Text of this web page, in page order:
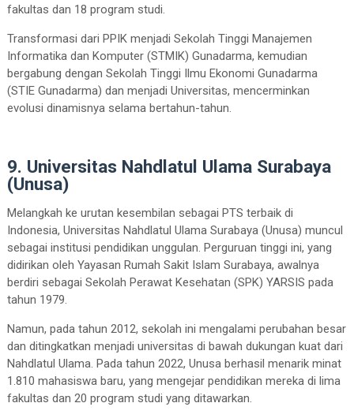
fakultas dan 18 program studi.
Transformasi dari PPIK menjadi Sekolah Tinggi Manajemen
Informatika dan Komputer (STMIK) Gunadarma, kemudian
bergabung dengan Sekolah Tinggi Ilmu Ekonomi Gunadarma
(STIE Gunadarma) dan menjadi Universitas, mencerminkan
evolusi dinamisnya selama bertahun-tahun.
9. Universitas Nahdlatul Ulama Surabaya
(Unusa)
Melangkah ke urutan kesembilan sebagai PTS terbaik di
Indonesia, Universitas Nahdlatul Ulama Surabaya (Unusa) muncul
sebagai institusi pendidikan unggulan. Perguruan tinggi ini, yang
didirikan oleh Yayasan Rumah Sakit Islam Surabaya, awalnya
berdiri sebagai Sekolah Perawat Kesehatan (SPK) YARSIS pada
tahun 1979.
Namun, pada tahun 2012, sekolah ini mengalami perubahan besar
dan ditingkatkan menjadi universitas di bawah dukungan kuat dari
Nahdlatul Ulama. Pada tahun 2022, Unusa berhasil menarik minat
1.810 mahasiswa baru, yang mengejar pendidikan mereka di lima
fakultas dan 20 program studi yang ditawarkan.